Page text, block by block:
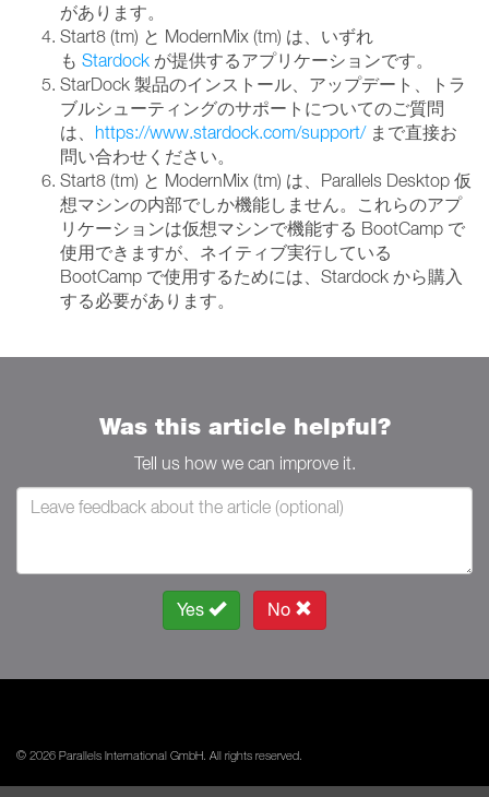
があります。
Start8 (tm) と ModernMix (tm) は、いずれ
も Stardock が提供するアプリケーションです。
StarDock 製品のインストール、アップデート、トラ
ブルシューティングのサポートについてのご質問
は、 https://www.stardock.com/support/まで直接お
問い合わせください。
Start8 (tm) と ModernMix (tm) は、Parallels Desktop 仮
想マシンの内部でしか機能しません。これらのアプ
リケーションは仮想マシンで機能する BootCamp で
使用できますが、ネイティブ実行している
BootCamp で使用するためには、Stardock から購入
する必要があります。
Was this article helpful?
Tell us how we can improve it.
Yes No
© 2026 Parallels International GmbH. All rights reserved.